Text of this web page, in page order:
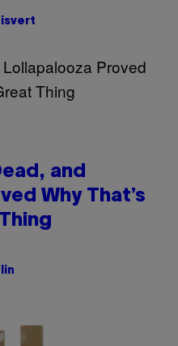
and
Why That’s